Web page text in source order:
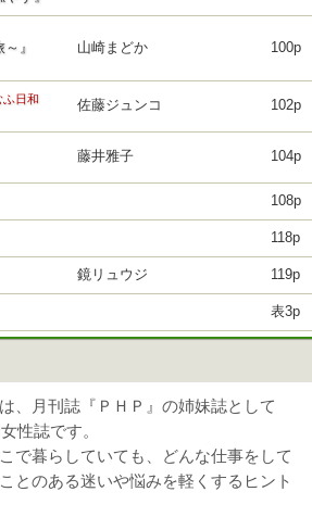
』
山崎まどか 100p
日和 佐藤ジュンコ 102p
藤井雅子 104p
108p
118p
鏡リュウジ 119p
表3p
、月刊誌『ＰＨＰ』の姉妹誌として
性誌です。
で暮らしていても、どんな仕事をして
とのある迷いや悩みを軽くするヒント